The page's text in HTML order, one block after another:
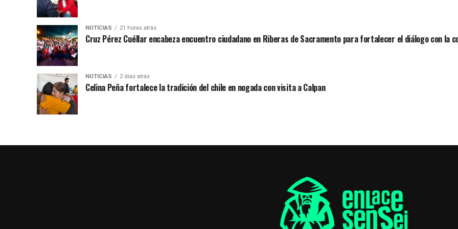
NOTICIAS 21 horas atrás
Cruz Pérez Cuéllar encabeza encuentro ciudadano en Riberas de Sacramento para fortalecer el diálogo con la
NOTICIAS 2 días atrás
Celina Peña fortalece la tradición del chile en nogada con visita a Calpan